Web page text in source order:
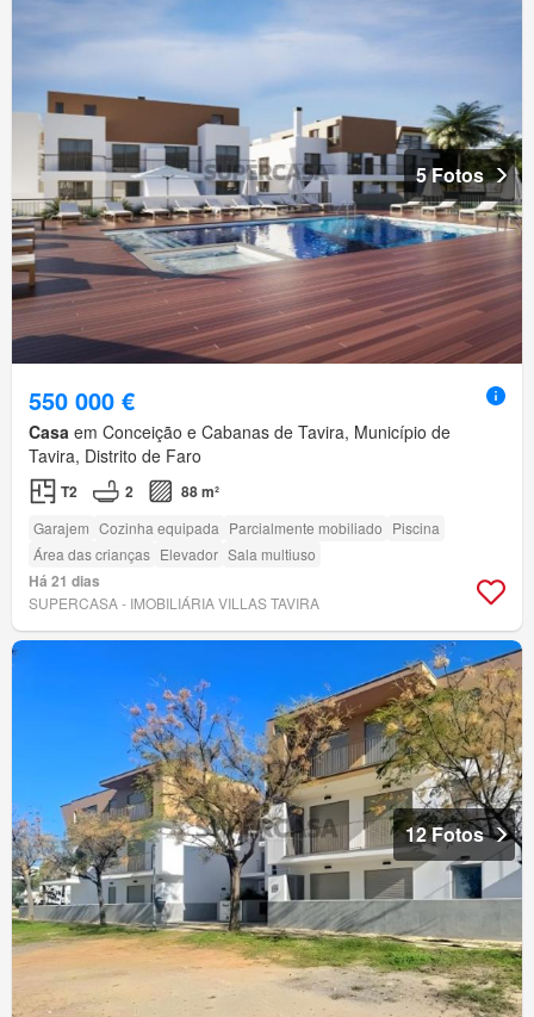
5 Fotos
550 000 €
Casa em Conceição e Cabanas de Tavira, Município de
Tavira, Distrito de Faro
T2 2 88 m²
Garajem Cozinha equipada Parcialmente mobiliado Piscina
Área das crianças Elevador Sala multiuso
Há 21 dias
SUPERCASA - IMOBILIÁRIA VILLAS TAVIRA
12 Fotos